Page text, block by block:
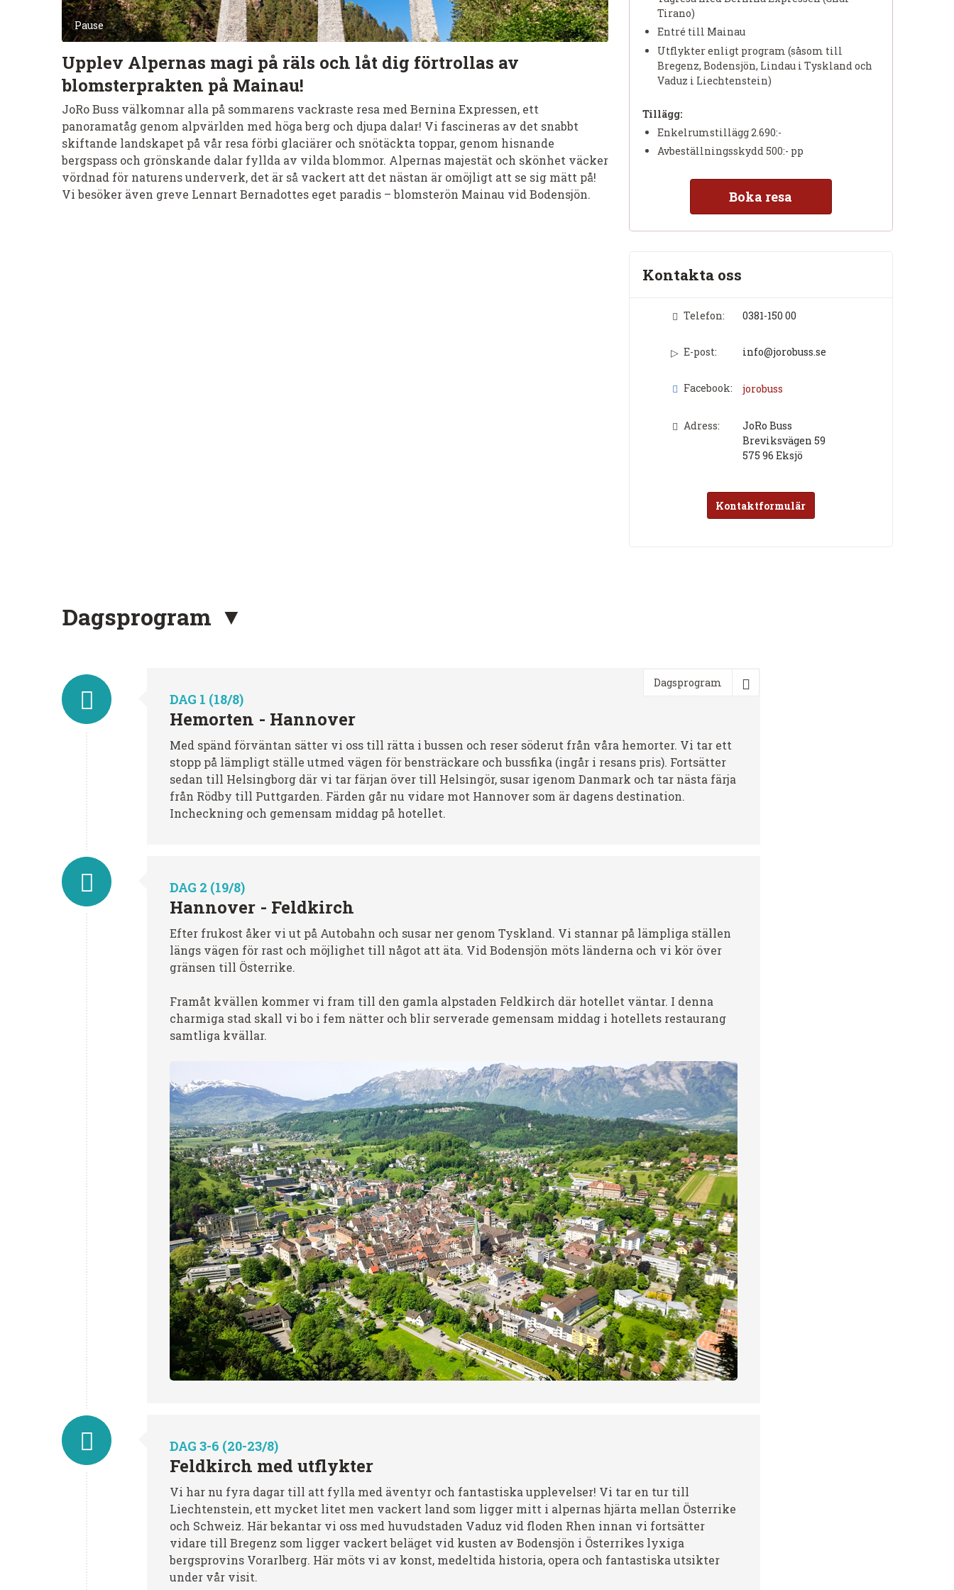
Pause
Upplev Alpernas magi på räls och låt dig förtrollas av
blomsterprakten på Mainau!
JoRo Buss välkomnar alla på sommarens vackraste resa med Bernina Expressen, ett
panoramatåg genom alpvärlden med höga berg och djupa dalar! Vi fascineras av det snabbt
skiftande landskapet på vår resa förbi glaciärer och snötäckta toppar, genom hisnande
bergspass och grönskande dalar fyllda av vilda blommor. Alpernas majestät och skönhet väcker
vördnad för naturens underverk, det är så vackert att det nästan är omöjligt att se sig mätt på!
Vi besöker även greve Lennart Bernadottes eget paradis – blomsterön Mainau vid Bodensjön.
Tirano)
Entré till Mainau
Utflykter enligt program (såsom till
Bregenz, Bodensjön, Lindau i Tyskland och
Vaduz i Liechtenstein)
Tillägg:
Enkelrumstillägg 2.690:-
Avbeställningsskydd 500:- pp
Boka resa
Kontakta oss
Telefon: 0381-150 00
E-post: info@jorobuss.se
Facebook: jorobuss
Adress:
JoRo Buss
Breviksvägen 59
575 96 Eksjö
Kontaktformulär
Dagsprogram
Dagsprogram
DAG 1 (18/8)
Hemorten - Hannover
Med spänd förväntan sätter vi oss till rätta i bussen och reser söderut från våra hemorter. Vi tar ett
stopp på lämpligt ställe utmed vägen för bensträckare och bussfika (ingår i resans pris). Fortsätter
sedan till Helsingborg där vi tar färjan över till Helsingör, susar igenom Danmark och tar nästa färja
från Rödby till Puttgarden. Färden går nu vidare mot Hannover som är dagens destination.
Incheckning och gemensam middag på hotellet.
DAG 2 (19/8)
Hannover - Feldkirch
Efter frukost åker vi ut på Autobahn och susar ner genom Tyskland. Vi stannar på lämpliga ställen
längs vägen för rast och möjlighet till något att äta. Vid Bodensjön möts länderna och vi kör över
gränsen till Österrike.
Framåt kvällen kommer vi fram till den gamla alpstaden Feldkirch där hotellet väntar. I denna
charmiga stad skall vi bo i fem nätter och blir serverade gemensam middag i hotellets restaurang
samtliga kvällar.
DAG 3-6 (20-23/8)
Feldkirch med utflykter
Vi har nu fyra dagar till att fylla med äventyr och fantastiska upplevelser! Vi tar en tur till
Liechtenstein, ett mycket litet men vackert land som ligger mitt i alpernas hjärta mellan Österrike
och Schweiz. Här bekantar vi oss med huvudstaden Vaduz vid floden Rhen innan vi fortsätter
vidare till Bregenz som ligger vackert beläget vid kusten av Bodensjön i Österrikes lyxiga
bergsprovins Vorarlberg. Här möts vi av konst, medeltida historia, opera och fantastiska utsikter
under vår visit.